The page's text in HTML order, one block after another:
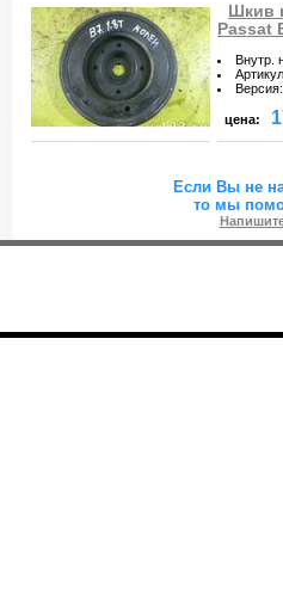
Шкив
Passat
Внутр.
Артикул
Версия:
цена:
Если Вы не
то мы